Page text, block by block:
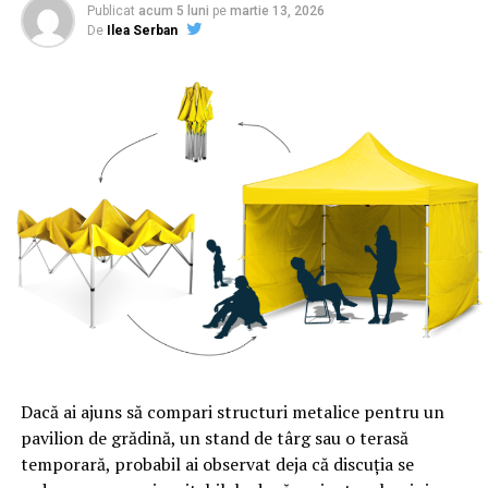
Cât ar costa benzina şi motorina dacă nu ar fi TAXELE
care ajung la stat | Sibiul de AZI
Publicat acum 5 luni pe martie 13, 2026
De
Ilea Serban
Dacă ai ajuns să compari structuri metalice pentru un
pavilion de grădină, un stand de târg sau o terasă
temporară, probabil ai observat deja că discuția se